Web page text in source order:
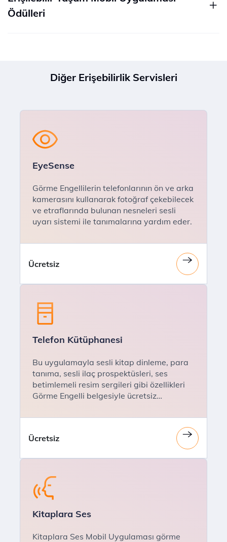
Ödülleri
Diğer Erişebilirlik Servisleri
EyeSense
Görme Engellilerin telefonlarının ön ve arka
kamerasını kullanarak fotoğraf çekebilecek
ve etraflarında bulunan nesneleri sesli
uyarı sistemi ile tanımalarına yardım eder.
Ücretsiz
Telefon Kütüphanesi
Bu uygulamayla sesli kitap dinleme, para
tanıma, sesli ilaç prospektüsleri, ses
betimlemeli resim sergileri gibi özellikleri
Görme Engelli belgesiyle ücretsiz
Ücretsiz
Kitaplara Ses
Kitaplara Ses Mobil Uygulaması görme